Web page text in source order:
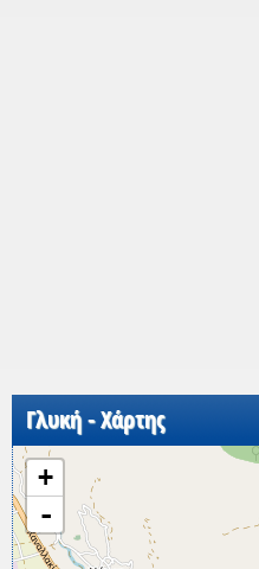
Γλυκή - Χάρτης
+
-